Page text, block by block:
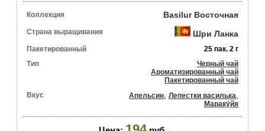
Коллекция Basilur Восточная
Страна выращивания Шри Ланка
Пакетированный
25 пак. 2 г
Тип
Черный чай
Ароматизированный чай
Пакетированный чай
Вкус
Апельсин, Лепестки василька,
Мараку́йя